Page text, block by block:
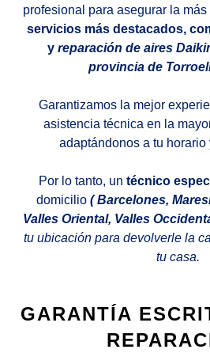
profesional para asegurar la
servicios más destacados,
y reparación de aires
provincia de
Garantizamos la mejor
asistencia técnica en la
adaptándonos a tu
Por lo tanto, un técnico
domicilio ( Barcelones,
Valles Oriental, Valles
tu ubicación para devolverle la
tu casa.
GARANTÍA